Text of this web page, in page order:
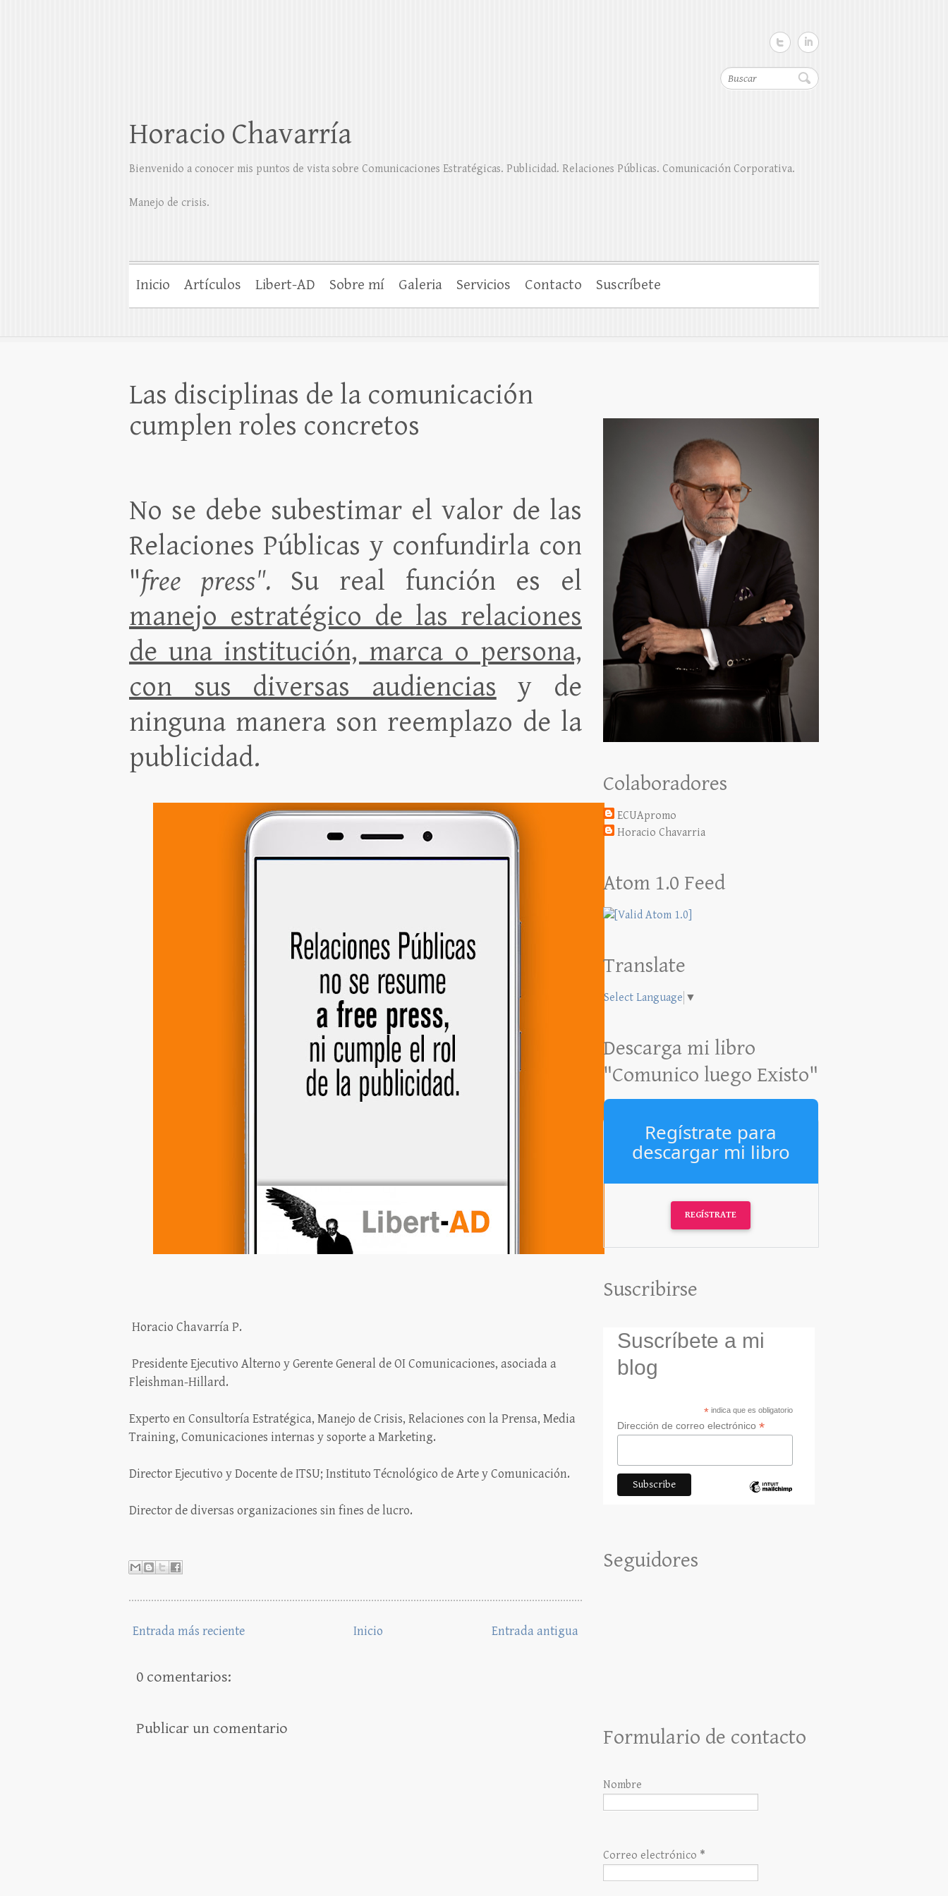
Buscar
Horacio Chavarría
Bienvenido a conocer mis puntos de vista sobre Comunicaciones Estratégicas. Publicidad. Relaciones Públicas. Comunicación Corporativa.
Manejo de crisis.
Inicio Artículos Libert-AD Sobre mí Galeria Servicios Contacto Suscríbete
Las disciplinas de la comunicación
cumplen roles concretos
No se debe subestimar el valor de las
Relaciones Públicas y confundirla con
"free press". Su real función es el
manejo estratégico de las relaciones
de una institución, marca o persona,
con sus diversas audiencias y de
ninguna manera son reemplazo de la
publicidad.
Horacio Chavarría P.
Presidente Ejecutivo Alterno y Gerente General de OI Comunicaciones, asociada a
Fleishman-Hillard.
Experto en Consultoría Estratégica, Manejo de Crisis, Relaciones con la Prensa, Media
Training, Comunicaciones internas y soporte a Marketing.
Director Ejecutivo y Docente de ITSU; Instituto Técnológico de Arte y Comunicación.
Director de diversas organizaciones sin fines de lucro.
Entrada más reciente Entrada antigua
Inicio
0 comentarios:
Publicar un comentario
Colaboradores
ECUApromo
Horacio Chavarria
Atom 1.0 Feed
Translate
Select Language ▼
Descarga mi libro
"Comunico luego Existo"
Regístrate para
descargar mi libro
REGÍSTRATE
Suscribirse
Suscríbete a mi
blog
* indica que es obligatorio
Dirección de correo electrónico *
Seguidores
Formulario de contacto
Nombre
Correo electrónico *